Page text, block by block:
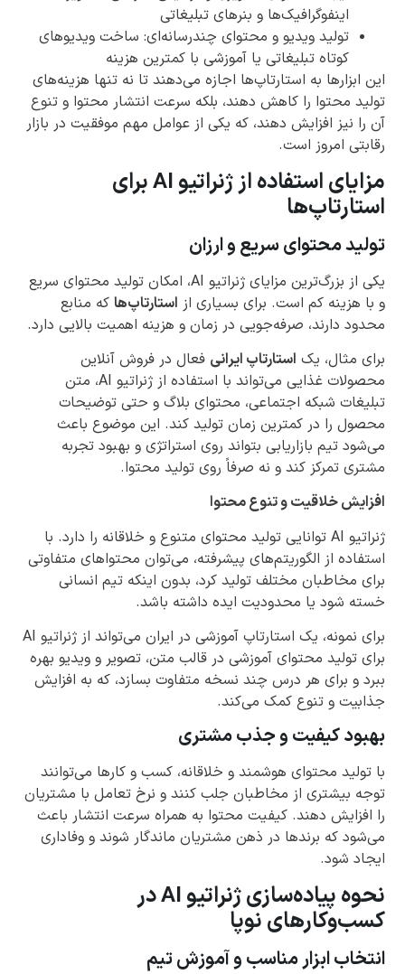
اینفوگرافیک‌ها و بنرهای تبلیغاتی
تولید ویدیو و محتوای چندرسانه‌ای: ساخت ویدیوهای
کوتاه تبلیغاتی یا آموزشی با کمترین هزینه
این ابزارها به استارتاپ‌ها اجازه می‌دهند تا نه تنها هزینه‌های
تولید محتوا را کاهش دهند، بلکه سرعت انتشار محتوا و تنوع
آن را نیز افزایش دهند، که یکی از عوامل مهم موفقیت در بازار
رقابتی امروز است.
مزایای استفاده از ژنراتیو AI برای
استارتاپ‌ها
تولید محتوای سریع و ارزان
یکی از بزرگ‌ترین مزایای ژنراتیو AI، امکان تولید محتوای سریع
و با هزینه کم است. برای بسیاری از استارتاپ‌ها که منابع
محدود دارند، صرفه‌جویی در زمان و هزینه اهمیت بالایی دارد.
برای مثال، یک استارتاپ ایرانی فعال در فروش آنلاین
محصولات غذایی می‌تواند با استفاده از ژنراتیو AI، متن
تبلیغات شبکه اجتماعی، محتوای بلاگ و حتی توضیحات
محصول را در کمترین زمان تولید کند. این موضوع باعث
می‌شود تیم بازاریابی بتواند روی استراتژی و بهبود تجربه
مشتری تمرکز کند و نه صرفاً روی تولید محتوا.
افزایش خلاقیت و تنوع محتوا
ژنراتیو AI توانایی تولید محتوای متنوع و خلاقانه را دارد. با
استفاده از الگوریتم‌های پیشرفته، می‌توان محتواهای متفاوتی
برای مخاطبان مختلف تولید کرد، بدون اینکه تیم انسانی
خسته شود یا محدودیت ایده داشته باشد.
برای نمونه، یک استارتاپ آموزشی در ایران می‌تواند از ژنراتیو AI
برای تولید محتوای آموزشی در قالب متن، تصویر و ویدیو بهره
ببرد و برای هر درس چند نسخه متفاوت بسازد، که به افزایش
جذابیت و تنوع کمک می‌کند.
بهبود کیفیت و جذب مشتری
با تولید محتوای هوشمند و خلاقانه، کسب و کارها می‌توانند
توجه بیشتری از مخاطبان جلب کنند و نرخ تعامل با مشتریان
را افزایش دهند. کیفیت محتوا به همراه سرعت انتشار باعث
می‌شود که برندها در ذهن مشتریان ماندگار شوند و وفاداری
ایجاد شود.
نحوه پیاده‌سازی ژنراتیو AI در
کسب‌وکارهای نوپا
انتخاب ابزار مناسب و آموزش تیم